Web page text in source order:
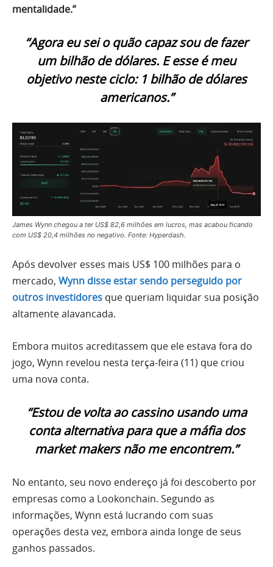
mentalidade.”
“Agora eu sei o quão capaz sou de fazer
um bilhão de dólares. E esse é meu
objetivo neste ciclo: 1 bilhão de dólares
americanos.”
James Wynn chegou a ter US$ 82,6 milhões em lucros, mas acabou ficando
com US$ 20,4 milhões no negativo. Fonte: Hyperdash.
Após devolver esses mais US$ 100 milhões para o
mercado, Wynn disse estar sendo perseguido por
outros investidores que queriam liquidar sua posição
altamente alavancada.
Embora muitos acreditassem que ele estava fora do
jogo, Wynn revelou nesta terça-feira (11) que criou
uma nova conta.
“Estou de volta ao cassino usando uma
conta alternativa para que a máfia dos
market makers não me encontrem.”
No entanto, seu novo endereço já foi descoberto por
empresas como a Lookonchain. Segundo as
informações, Wynn está lucrando com suas
operações desta vez, embora ainda longe de seus
ganhos passados.